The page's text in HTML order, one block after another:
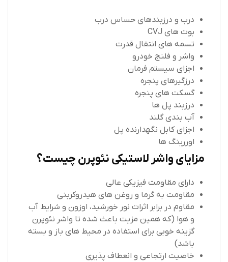
درب و درزبندهای حساس درب
بوت های CVJ
تسمه های انتقال قدرت
واشر و فلنج خودرو
اجزای سیستم فرمان
درزگیرهای پنجره
گسکت های پنجره
درزبند پل ها
آب بندی گلند
اجزای کابل نگهدارنده پل
اوررینگ ها
مزایای واشر لاستیکی نئوپرن چیست؟
دارای مقاومت فیزیکی عالی
مقاومت به گرما و روغن های هیدروکربنی
مقاوم در برابر اثرات نور خورشید، اوزون و شرایط آب
و هوا (که همین مزیت باعث شده تا واشر نئوپرن
گزینه خوبی برای استفاده در محیط های باز و بسته
باشد)
خاصیت ارتجاعی و انعطاف پذیری